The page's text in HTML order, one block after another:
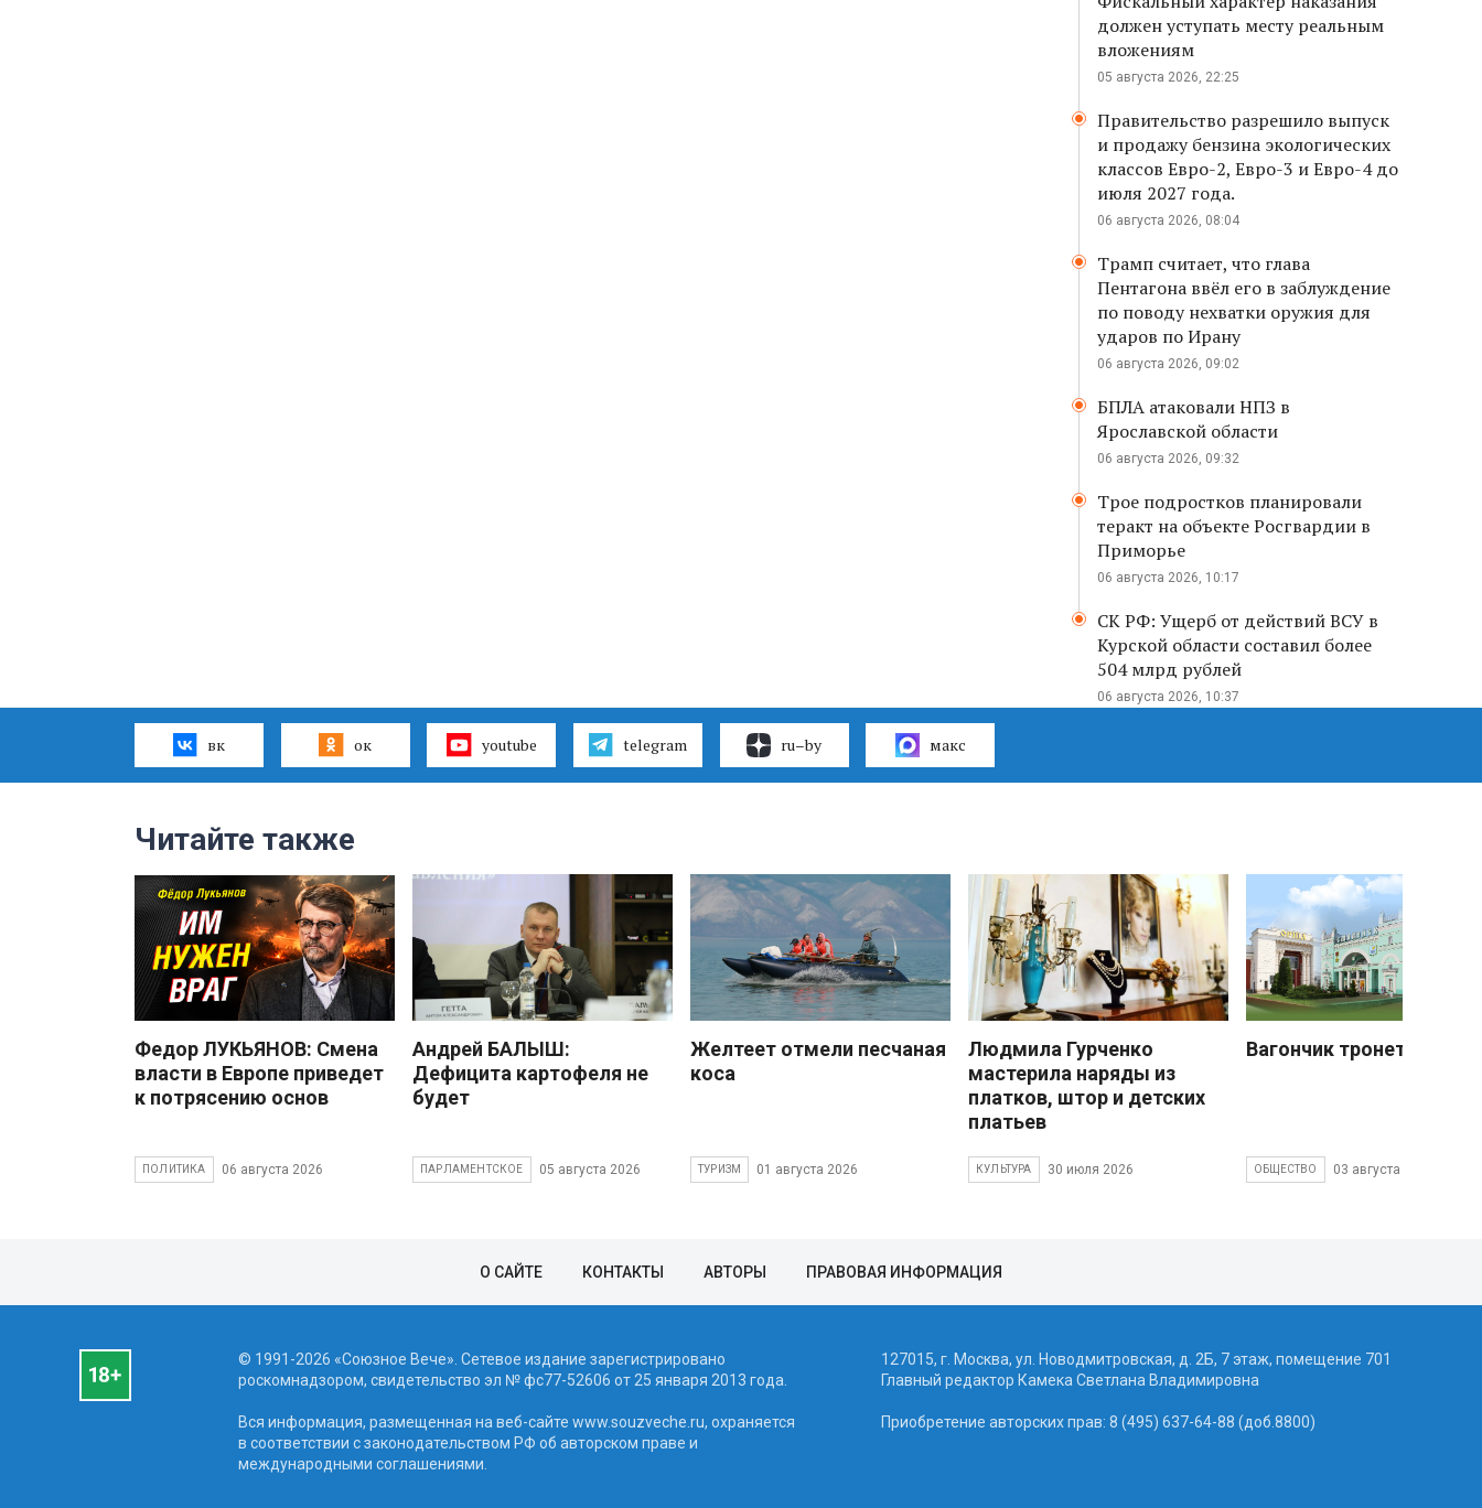
должен уступать месту реальным
вложениям
05 августа 2026, 22:25
Правительство разрешило выпуск
и продажу бензина экологических
классов Евро-2, Евро-3 и Евро-4 до
июля 2027 года.
06 августа 2026, 08:04
Трамп считает, что глава
Пентагона ввёл его в заблуждение
по поводу нехватки оружия для
ударов по Ирану
06 августа 2026, 09:02
БПЛА атаковали НПЗ в
Ярославской области
06 августа 2026, 09:32
Трое подростков планировали
теракт на объекте Росгвардии в
Приморье
06 августа 2026, 10:17
СК РФ: Ущерб от действий ВСУ в
Курской области составил более
504 млрд рублей
06 августа 2026, 10:37
вк ок youtube telegram ru–by макс
Читайте также
Федор ЛУКЬЯНОВ: Смена
власти в Европе приведет
к потрясению основ
ПОЛИТИКА 06 августа 2026
Андрей БАЛЫШ:
Дефицита картофеля не
будет
ПАРЛАМЕНТСКОЕ 05 августа 2026
Желтеет отмели песчаная
коса
ТУРИЗМ 01 августа 2026
Людмила Гурченко
мастерила наряды из
платков, штор и детских
платьев
КУЛЬТУРА 30 июля 2026
Вагончик тронется
ОБЩЕСТВО 03 августа 2026
О САЙТЕ КОНТАКТЫ АВТОРЫ ПРАВОВАЯ ИНФОРМАЦИЯ
© 1991-2026 «Союзное Вече». Сетевое издание зарегистрировано
роскомнадзором, свидетельство эл № фc77-52606 от 25 января 2013 года.
Вся информация, размещенная на веб-сайте www.souzveche.ru, охраняется
в соответствии с законодательством РФ об авторском праве и
международными соглашениями.
127015, г. Москва, ул. Новодмитровская, д. 2Б, 7 этаж, помещение 701
Главный редактор Камека Светлана Владимировна
Приобретение авторских прав: 8 (495) 637-64-88 (доб.8800)